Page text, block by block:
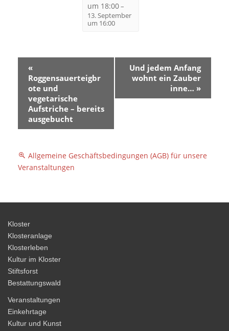
um 18:00–
13. September
um 16:00
V
s
a
l
g
-
N
a
v
i
g
a
«
Roggensauerteigbr
ote und
vegetarische
Aufstriche – bereits
ausgebucht
Und jedem Anfang
wohnt ein Zauber
inne… »
Allgemeine Geschäftsbedingungen (AGB) für unsere
Veranstaltungen
Kloster
Klosteranlage
Klosterleben
Kultur im Kloster
Stiftsforst
Bestattungswald
Veranstaltungen
Einkehrtage
Kultur und Kunst